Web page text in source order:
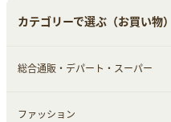
カテゴリーで選ぶ（お買い物）
総合通販・デパート・スーパー
すべて見る
ファッション